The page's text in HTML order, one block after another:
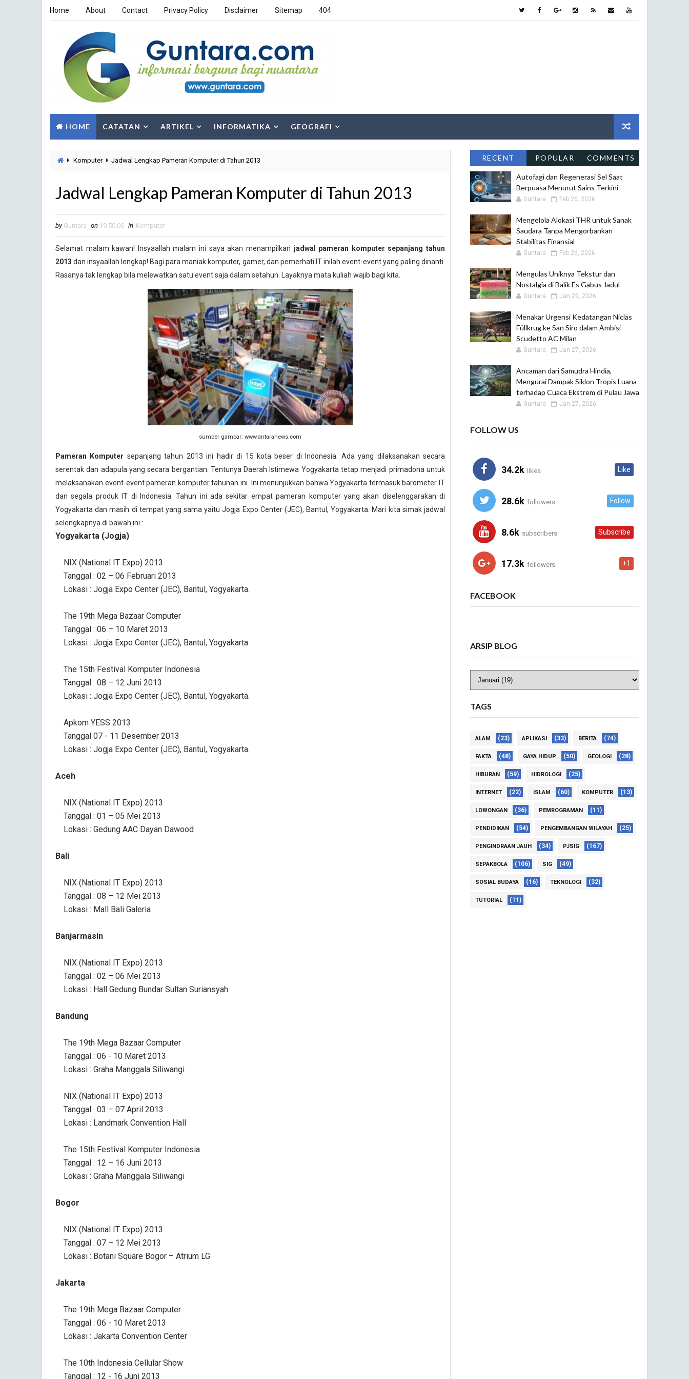
Home About Contact Privacy Policy Disclaimer Sitemap 404
HOME CATATAN ARTIKEL INFORMATIKA GEOGRAFI
Komputer Jadwal Lengkap Pameran Komputer di Tahun 2013
Jadwal Lengkap Pameran Komputer di Tahun 2013
by Guntara on 19.50.00 in Komputer
Selamat malam kawan! Insyaallah malam ini saya akan menampilkan jadwal pameran komputer sepanjang tahun
2013 dan insyaallah lengkap! Bagi para maniak komputer, gamer, dan pemerhati IT inilah event-event yang paling dinanti.
Rasanya tak lengkap bila melewatkan satu event saja dalam setahun. Layaknya mata kuliah wajib bagi kita.
sumber gambar: www.antaranews.com
Pameran Komputer sepanjang tahun 2013 ini hadir di 15 kota beser di Indonesia. Ada yang dilaksanakan secara
serentak dan adapula yang secara bergantian. Tentunya Daerah Istimewa Yogyakarta tetap menjadi primadona untuk
melaksanakan event-event pameran komputer tahunan ini. Ini menunjukkan bahwa Yogyakarta termasuk barometer IT
dan segala produk IT di Indonesia. Tahun ini ada sekitar empat pameran komputer yang akan diselenggarakan di
Yogyakarta dan masih di tempat yang sama yaitu Jogja Expo Center (JEC), Bantul, Yogyakarta. Mari kita simak jadwal
selengkapnya di bawah ini :
Yogyakarta (Jogja)
NIX (National IT Expo) 2013
Tanggal : 02 – 06 Februari 2013
Lokasi : Jogja Expo Center (JEC), Bantul, Yogyakarta.
The 19th Mega Bazaar Computer
Tanggal : 06 – 10 Maret 2013
Lokasi : Jogja Expo Center (JEC), Bantul, Yogyakarta.
The 15th Festival Komputer Indonesia
Tanggal : 08 – 12 Juni 2013
Lokasi : Jogja Expo Center (JEC), Bantul, Yogyakarta.
Apkom YESS 2013
Tanggal 07 - 11 Desember 2013
Lokasi : Jogja Expo Center (JEC), Bantul, Yogyakarta.
Aceh
NIX (National IT Expo) 2013
Tanggal : 01 – 05 Mei 2013
Lokasi : Gedung AAC Dayan Dawood
Bali
NIX (National IT Expo) 2013
Tanggal : 08 – 12 Mei 2013
Lokasi : Mall Bali Galeria
Banjarmasin
NIX (National IT Expo) 2013
Tanggal : 02 – 06 Mei 2013
Lokasi : Hall Gedung Bundar Sultan Suriansyah
Bandung
The 19th Mega Bazaar Computer
Tanggal : 06 - 10 Maret 2013
Lokasi : Graha Manggala Siliwangi
NIX (National IT Expo) 2013
Tanggal : 03 – 07 April 2013
Lokasi : Landmark Convention Hall
The 15th Festival Komputer Indonesia
Tanggal : 12 – 16 Juni 2013
Lokasi : Graha Manggala Siliwangi
Bogor
NIX (National IT Expo) 2013
Tanggal : 07 – 12 Mei 2013
Lokasi : Botani Square Bogor – Atrium LG
Jakarta
The 19th Mega Bazaar Computer
Tanggal : 06 - 10 Maret 2013
Lokasi : Jakarta Convention Center
The 10th Indonesia Cellular Show
Tanggal : 12 - 16 Juni 2013
RECENT POPULAR COMMENTS
Autofagi dan Regenerasi Sel Saat
Berpuasa Menurut Sains Terkini
Guntara Feb 26, 2026
Mengelola Alokasi THR untuk Sanak
Saudara Tanpa Mengorbankan
Stabilitas Finansial
Guntara Feb 26, 2026
Mengulas Uniknya Tekstur dan
Nostalgia di Balik Es Gabus Jadul
Guntara Jan 29, 2026
Menakar Urgensi Kedatangan Niclas
Füllkrug ke San Siro dalam Ambisi
Scudetto AC Milan
Guntara Jan 27, 2026
Ancaman dari Samudra Hindia,
Mengurai Dampak Siklon Tropis Luana
terhadap Cuaca Ekstrem di Pulau Jawa
Guntara Jan 27, 2026
FOLLOW US
34.2k likes Like
28.6k followers Follow
8.6k subscribers Subscribe
17.3k followers +1
FACEBOOK
ARSIP BLOG
TAGS
ALAM (23) APLIKASI (33) BERITA (74)
FAKTA (48) GAYA HIDUP (50) GEOLOGI (28)
HIBURAN (59) HIDROLOGI (25)
INTERNET (22) ISLAM (60) KOMPUTER (13)
LOWONGAN (36) PEMROGRAMAN (11)
PENDIDIKAN (54) PENGEMBANGAN WILAYAH (25)
PENGINDRAAN JAUH (34) PJSIG (167)
SEPAKBOLA (106) SIG (49)
SOSIAL BUDAYA (16) TEKNOLOGI (32)
TUTORIAL (11)